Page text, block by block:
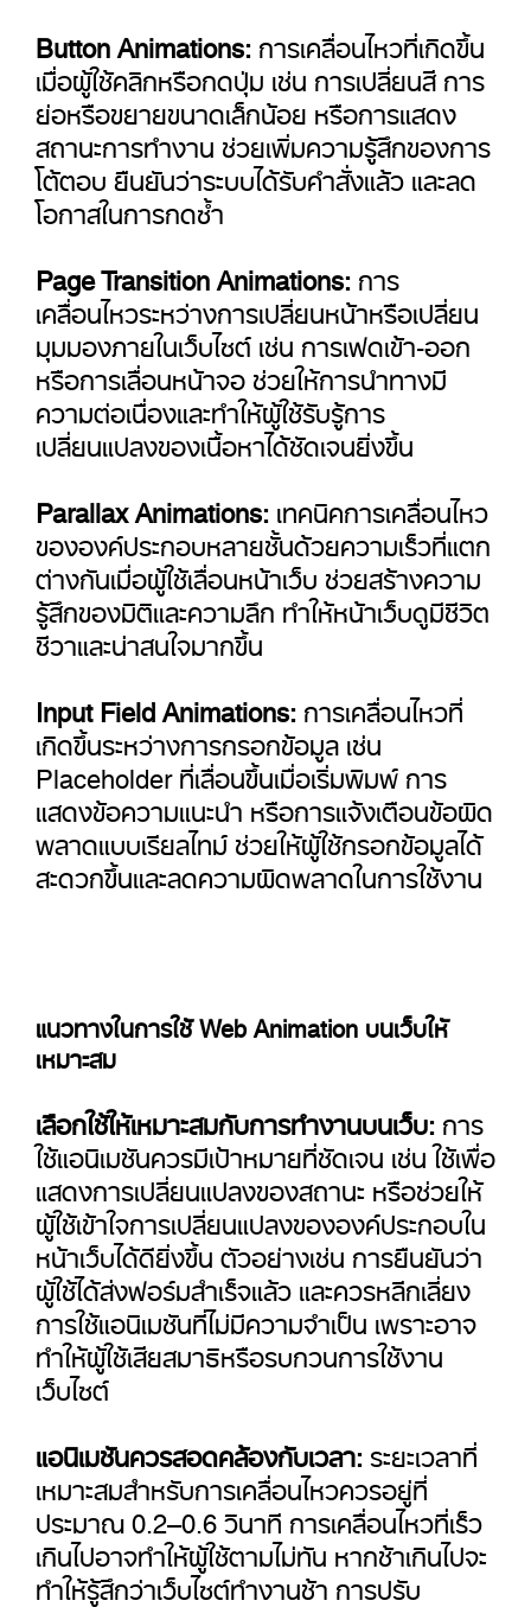
Button Animations:การเคลื่อนไหวที่เกิดขึ้น
เมื่อผู้ใช้คลิกหรือกดปุ่ม เช่น การเปลี่ยนสี การ
ย่อหรือขยายขนาดเล็กน้อย หรือการแสดง
สถานะการทำงาน ช่วยเพิ่มความรู้สึกของการ
โต้ตอบ ยืนยันว่าระบบได้รับคำสั่งแล้ว และลด
โอกาสในการกดซ้ำ
Page Transition Animations:การ
เคลื่อนไหวระหว่างการเปลี่ยนหน้าหรือเปลี่ยน
มุมมองภายในเว็บไซต์ เช่น การเฟดเข้า-ออก
หรือการเลื่อนหน้าจอ ช่วยให้การนำทางมี
ความต่อเนื่องและทำให้ผู้ใช้รับรู้การ
เปลี่ยนแปลงของเนื้อหาได้ชัดเจนยิ่งขึ้น
Parallax Animations:เทคนิคการเคลื่อนไหว
ขององค์ประกอบหลายชั้นด้วยความเร็วที่แตก
ต่างกันเมื่อผู้ใช้เลื่อนหน้าเว็บ ช่วยสร้างความ
รู้สึกของมิติและความลึก ทำให้หน้าเว็บดูมีชีวิต
ชีวาและน่าสนใจมากขึ้น
Input Field Animations:การเคลื่อนไหวที่
เกิดขึ้นระหว่างการกรอกข้อมูล เช่น
Placeholder ที่เลื่อนขึ้นเมื่อเริ่มพิมพ์ การ
แสดงข้อความแนะนำ หรือการแจ้งเตือนข้อผิด
พลาดแบบเรียลไทม์ ช่วยให้ผู้ใช้กรอกข้อมูลได้
สะดวกขึ้นและลดความผิดพลาดในการใช้งาน
แนวทางในการใช้ Web Animation บนเว็บให้
เหมาะสม
เลือกใช้ให้เหมาะสมกับการทำงานบนเว็บ:การ
ใช้แอนิเมชันควรมีเป้าหมายที่ชัดเจน เช่น ใช้เพื่อ
แสดงการเปลี่ยนแปลงของสถานะ หรือช่วยให้
ผู้ใช้เข้าใจการเปลี่ยนแปลงขององค์ประกอบใน
หน้าเว็บได้ดียิ่งขึ้น ตัวอย่างเช่น การยืนยันว่า
ผู้ใช้ได้ส่งฟอร์มสำเร็จแล้ว และควรหลีกเลี่ยง
การใช้แอนิเมชันที่ไม่มีความจำเป็น เพราะอาจ
ทำให้ผู้ใช้เสียสมาธิหรือรบกวนการใช้งาน
เว็บไซต์
แอนิเมชันควรสอดคล้องกับเวลา:ระยะเวลาที่
เหมาะสมสำหรับการเคลื่อนไหวควรอยู่ที่
ประมาณ 0.2–0.6 วินาที การเคลื่อนไหวที่เร็ว
เกินไปอาจทำให้ผู้ใช้ตามไม่ทัน หากช้าเกินไปจะ
ทำให้รู้สึกว่าเว็บไซต์ทำงานช้า การปรับ